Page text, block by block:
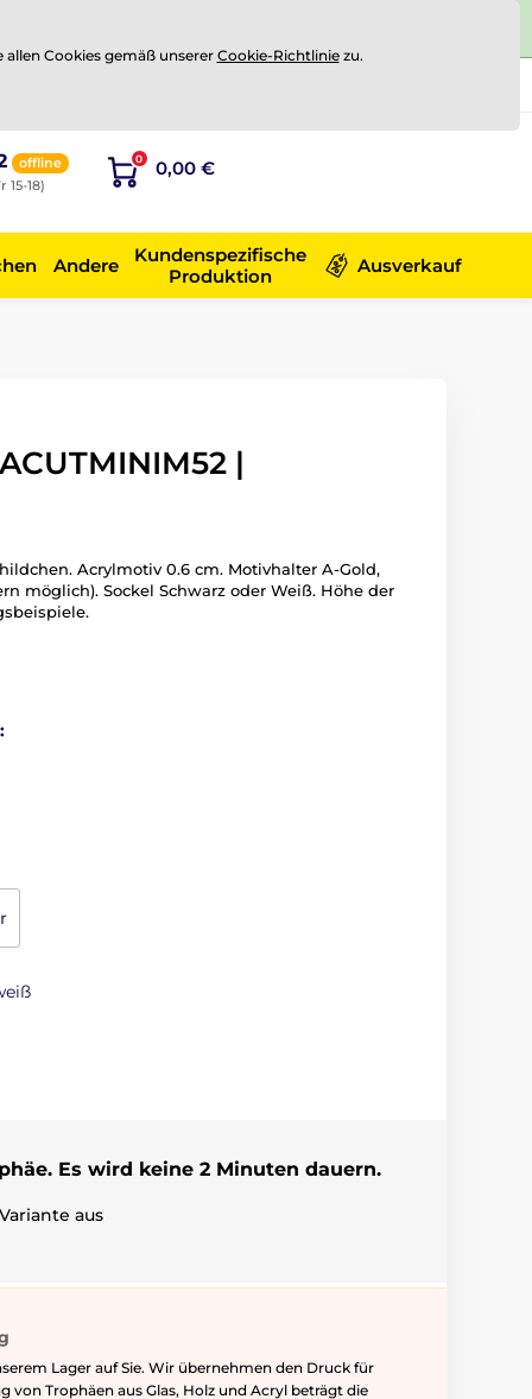
offline
15-18)
0 0,00 €
Andere
Kundenspezifische
Produktion
Ausverkauf
|
Acrylmotiv 0.6 cm. Motivhalter A-Gold,
möglich). Sockel Schwarz oder Weiß. Höhe der
Es wird keine 2 Minuten dauern.
aus
Lager auf Sie. Wir übernehmen den Druck für
von Trophäen aus Glas, Holz und Acryl beträgt die
Cookies gemäß unserer Cookie-Richtliniezu.